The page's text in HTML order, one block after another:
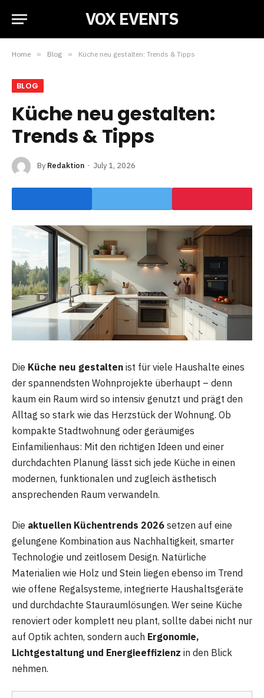
VOX EVENTS
Home » Blog » Küche neu gestalten: Trends & Tipps
BLOG
Küche neu gestalten:
Trends & Tipps
By Redaktion July 1, 2026
Die Küche neu gestalten ist für viele Haushalte eines
der spannendsten Wohnprojekte überhaupt – denn
kaum ein Raum wird so intensiv genutzt und prägt den
Alltag so stark wie das Herzstück der Wohnung. Ob
kompakte Stadtwohnung oder geräumiges
Einfamilienhaus: Mit den richtigen Ideen und einer
durchdachten Planung lässt sich jede Küche in einen
modernen, funktionalen und zugleich ästhetisch
ansprechenden Raum verwandeln.
Die aktuellen Küchentrends 2026 setzen auf eine
gelungene Kombination aus Nachhaltigkeit, smarter
Technologie und zeitlosem Design. Natürliche
Materialien wie Holz und Stein liegen ebenso im Trend
wie offene Regalsysteme, integrierte Haushaltsgeräte
und durchdachte Stauraumlösungen. Wer seine Küche
renoviert oder komplett neu plant, sollte dabei nicht nur
auf Optik achten, sondern auch Ergonomie,
Lichtgestaltung und Energieeffizienz in den Blick
nehmen.